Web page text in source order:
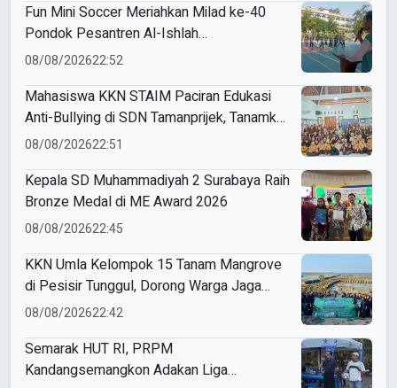
Fun Mini Soccer Meriahkan Milad ke-40
Pondok Pesantren Al-Ishlah
Sendangagung
08/08/202622:52
Mahasiswa KKN STAIM Paciran Edukasi
Anti-Bullying di SDN Tamanprijek, Tanamkan
Empati Sejak Dini
08/08/202622:51
Kepala SD Muhammadiyah 2 Surabaya Raih
Bronze Medal di ME Award 2026
08/08/202622:45
KKN Umla Kelompok 15 Tanam Mangrove
di Pesisir Tunggul, Dorong Warga Jaga
Lingkungan
08/08/202622:42
Semarak HUT RI, PRPM
Kandangsemangkon Adakan Liga